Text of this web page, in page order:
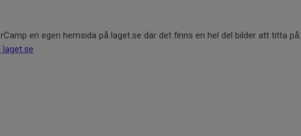
en egen hemsida på laget.se där det finns en hel del bilder att titta på:
laget.se